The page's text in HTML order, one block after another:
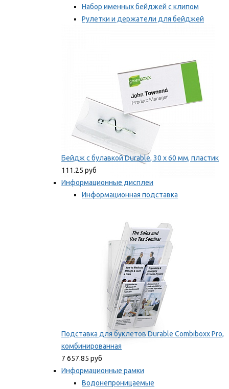
Набор именных бейджей с клипом
Рулетки и держатели для бейджей
Бейдж с булавкой Durable, 30 х 60 мм, пластик
111.25 руб
Информационные дисплеи
Информационная подставка
Подставка для буклетов Durable Combiboxx Pro,
комбинированная
7 657.85 руб
Информационные рамки
Водонепроницаемые